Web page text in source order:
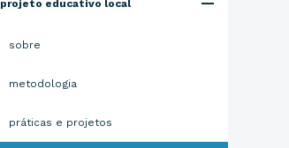
projeto educativo local
sobre
metodologia
práticas e projetos